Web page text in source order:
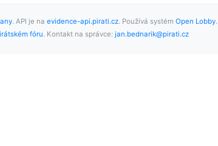
. API je na evidence-api.pirati.cz. Používá systém Open Lobby.
fóru. Kontakt na správce: jan.bednarik@pirati.cz